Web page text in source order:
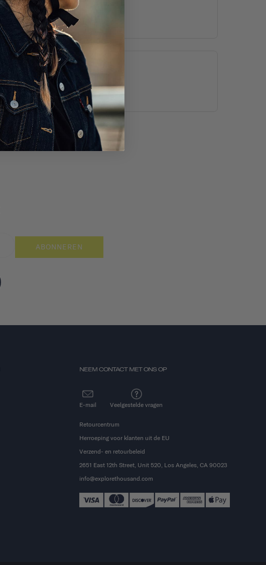
ABONNEREN
NEEM CONTACT MET ONS OP
E-mail Veelgestelde vragen
Retourcentrum
Herroeping voor klanten uit de EU
Verzend- en retourbeleid
2651 East 12th Street, Unit 520, Los Angeles, CA 90023
info@explorethousand.com